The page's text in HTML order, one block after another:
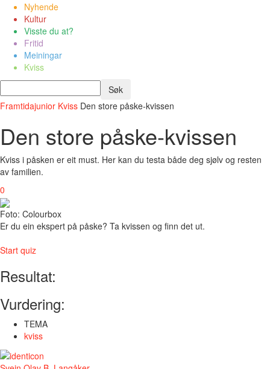
Nyhende
Kultur
Visste du at?
Fritid
Meiningar
Kviss
Framtidajunior Kviss Den store påske-kvissen
Den store påske-kvissen
Kviss i påsken er eit must. Her kan du testa både deg sjølv og resten
av familien.
0
Foto: Colourbox
Er du ein ekspert på påske? Ta kvissen og finn det ut.
Start quiz
Resultat:
Vurdering:
TEMA
kviss